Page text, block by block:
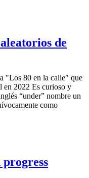
de
"Los 80 en la calle" que
en 2022 Es curioso y
“under” nombre un
como